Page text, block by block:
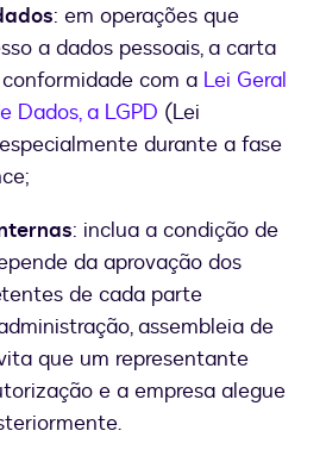
: em operações que
a dados pessoais, a carta
com a Lei Geral
Dados, a LGPD (Lei
durante a fase
: inclua a condição de
da aprovação dos
de cada parte
assembleia de
que um representante
e a empresa alegue